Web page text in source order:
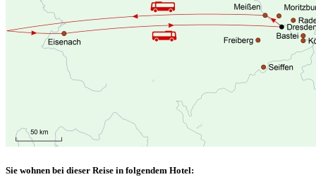
Sie wohnen bei dieser Reise in folgendem Hotel: